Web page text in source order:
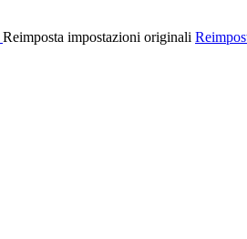
Reimposta impostazioni originali